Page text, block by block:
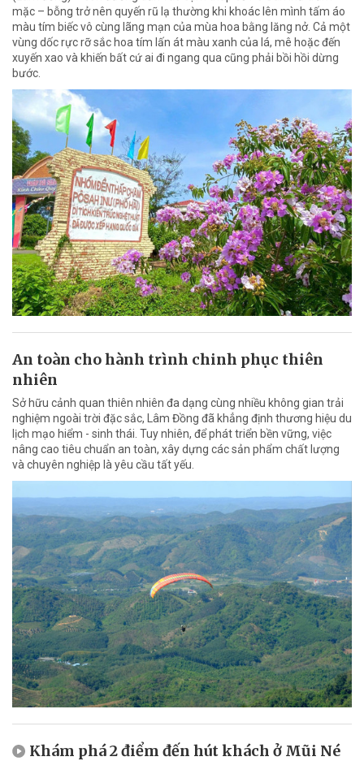
mặc – bỗng trở nên quyến rũ lạ thường khi khoác lên mình tấm áo
màu tím biếc vô cùng lãng mạn của mùa hoa bằng lăng nở. Cả một
vùng dốc rực rỡ sắc hoa tím lấn át màu xanh của lá, mê hoặc đến
xuyến xao và khiến bất cứ ai đi ngang qua cũng phải bồi hồi dừng
bước.
An toàn cho hành trình chinh phục thiên
nhiên
Sở hữu cảnh quan thiên nhiên đa dạng cùng nhiều không gian trải
nghiệm ngoài trời đặc sắc, Lâm Đồng đã khẳng định thương hiệu du
lịch mạo hiểm - sinh thái. Tuy nhiên, để phát triển bền vững, việc
nâng cao tiêu chuẩn an toàn, xây dựng các sản phẩm chất lượng
và chuyên nghiệp là yêu cầu tất yếu.
Khám phá 2 điểm đến hút khách ở Mũi Né